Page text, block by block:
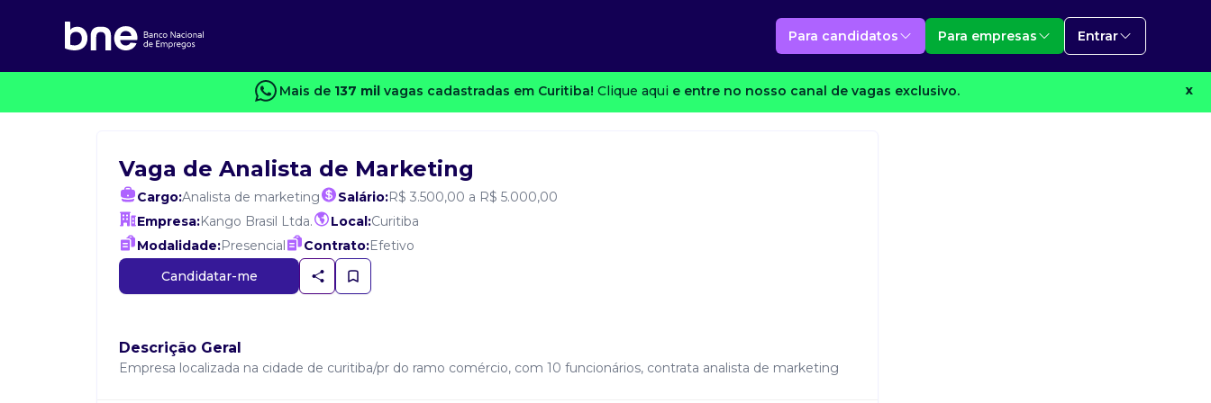
Para candidatos Para empresas Entrar
Mais de 137 milvagas cadastradas em Curitiba! Clique aqui e entre no nosso canal de vagas exclusivo. X
Vaga de Analista de Marketing
Cargo:Analista de marketing Salário:R$ 3.500,00 a R$ 5.000,00
Empresa:Kango Brasil Ltda. Local:Curitiba
Modalidade:Presencial Contrato:Efetivo
Candidatar-me
Descrição Geral
Empresa localizada na cidade de curitiba/pr do ramo comércio, com 10 funcionários, contrata analista de marketing